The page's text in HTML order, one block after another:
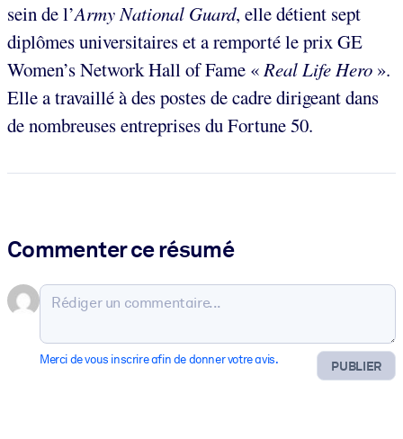
sein de l’Army National Guard, elle détient sept
diplômes universitaires et a remporté le prix GE
Women’s Network Hall of Fame «Real Life Hero ».
Elle a travaillé à des postes de cadre dirigeant dans
de nombreuses entreprises du Fortune 50.
Commenter ce résumé
PUBLIER
Merci de vous inscrire afin de donner votre avis.